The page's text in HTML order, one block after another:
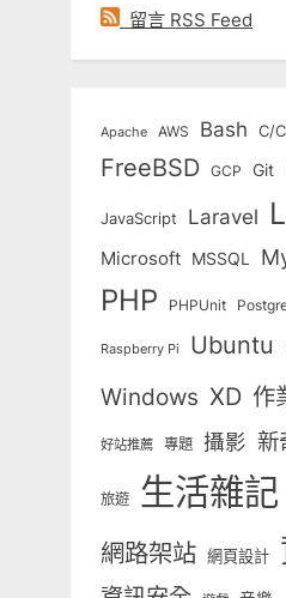
留言 RSS Feed
Apache AWS Bash C/
FreeBSD GCP Git
JavaScript Laravel
Microsoft MSSQL
PHP PHPUnit
Raspberry Pi Ubuntu
Windows XD 作
好站推薦 專題 攝影 新
旅遊 生活雜記
網路架站 網頁設計